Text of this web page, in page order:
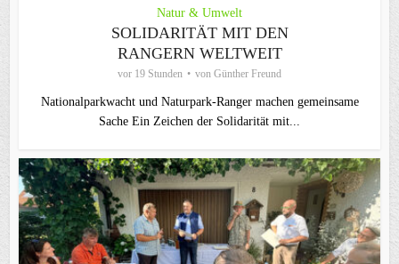
Natur & Umwelt
SOLIDARITÄT MIT DEN
RANGERN WELTWEIT
vor 19 Stunden von Günther Freund
Nationalparkwacht und Naturpark-Ranger machen gemeinsame
Sache Ein Zeichen der Solidarität mit...